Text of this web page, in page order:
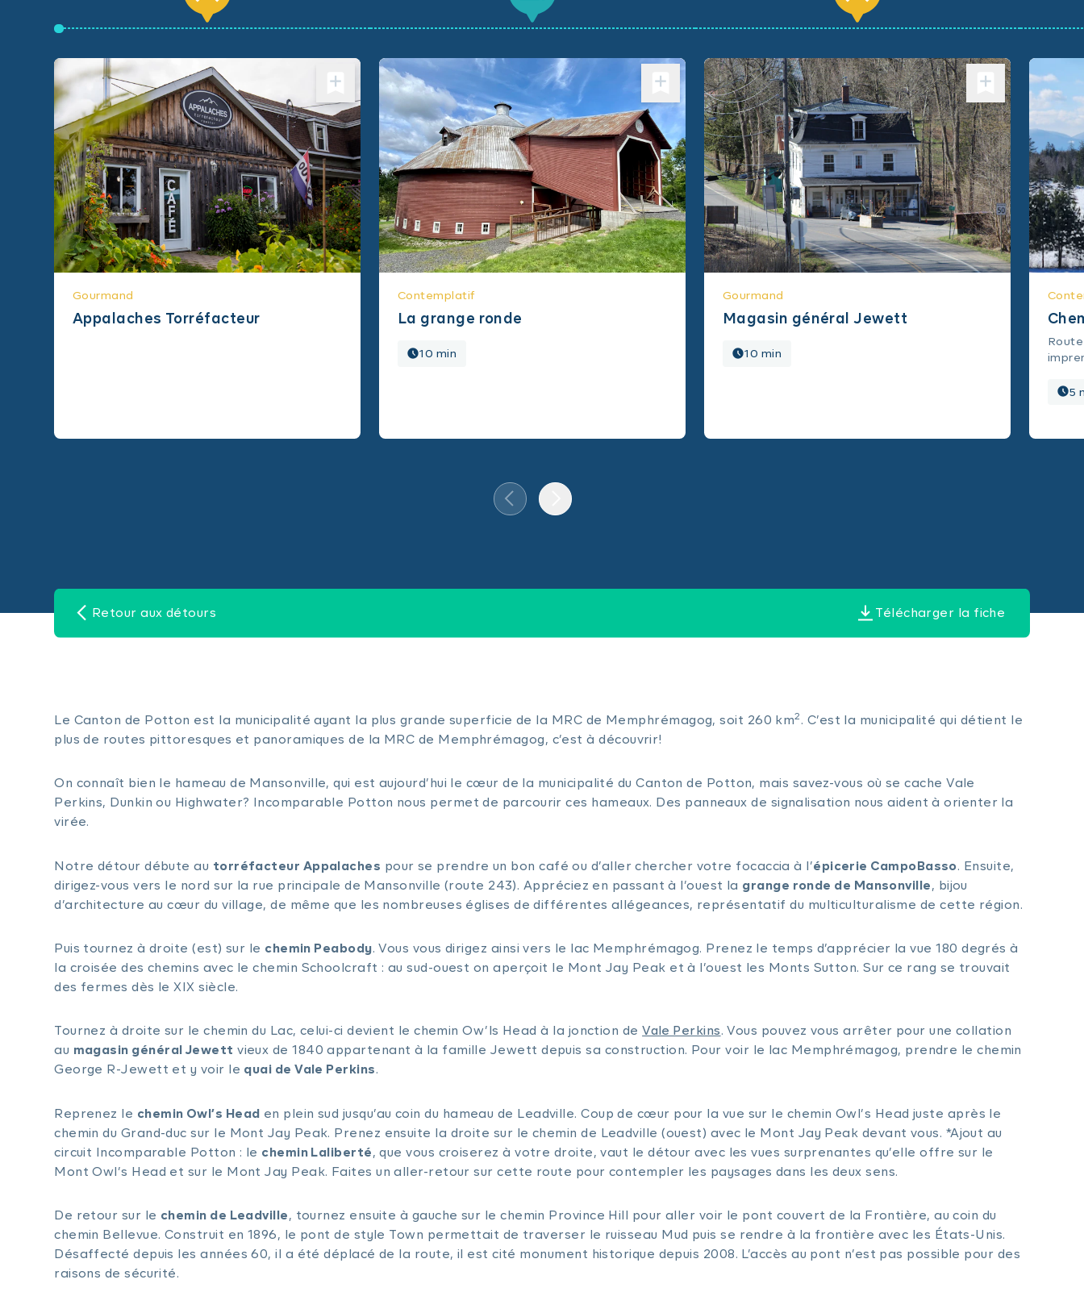
Gourmand
Appalaches Torréfacteur
Contemplatif
La grange ronde
10 min
Gourmand
Magasin général Jewett
10 min
5
Retour aux détours Télécharger la fiche
Le Canton de Potton est la municipalité ayant la plus grande superficie de la MRC de Memphrémagog, soit 260 km2 . C’est la municipalité qui détient le
plus de routes pittoresques et panoramiques de la MRC de Memphrémagog, c’est à découvrir!
On connaît bien le hameau de Mansonville, qui est aujourd’hui le cœur de la municipalité du Canton de Potton, mais savez-vous où se cache Vale
Perkins, Dunkin ou Highwater? Incomparable Potton nous permet de parcourir ces hameaux. Des panneaux de signalisation nous aident à orienter la
virée.
Notre détour débute au torréfacteur Appalaches pour se prendre un bon café ou d’aller chercher votre focaccia à l’épicerie CampoBasso. Ensuite,
dirigez-vous vers le nord sur la rue principale de Mansonville (route 243). Appréciez en passant à l’ouest la grange ronde de Mansonville , bijou
d’architecture au cœur du village, de même que les nombreuses églises de différentes allégeances, représentatif du multiculturalisme de cette région.
Puis tournez à droite (est) sur le chemin Peabody. Vous vous dirigez ainsi vers le lac Memphrémagog. Prenez le temps d’apprécier la vue 180 degrés à
la croisée des chemins avec le chemin Schoolcraft : au sud-ouest on aperçoit le Mont Jay Peak et à l’ouest les Monts Sutton. Sur ce rang se trouvait
des fermes dès le XIX siècle.
Tournez à droite sur le chemin du Lac, celui-ci devient le chemin Ow’ls Head à la jonction deVale Perkins . Vous pouvez vous arrêter pour une collation
au magasin général Jewett vieux de 1840 appartenant à la famille Jewett depuis sa construction. Pour voir le lac Memphrémagog, prendre le chemin
George R-Jewett et y voir le quai de Vale Perkins .
Reprenez le chemin Owl’s Head en plein sud jusqu’au coin du hameau de Leadville. Coup de cœur pour la vue sur le chemin Owl’s Head juste après le
chemin du Grand-duc sur le Mont Jay Peak. Prenez ensuite la droite sur le chemin de Leadville (ouest) avec le Mont Jay Peak devant vous. *Ajout au
circuit Incomparable Potton : le chemin Laliberté , que vous croiserez à votre droite, vaut le détour avec les vues surprenantes qu’elle offre sur le
Mont Owl’s Head et sur le Mont Jay Peak. Faites un aller-retour sur cette route pour contempler les paysages dans les deux sens.
De retour sur le chemin de Leadville , tournez ensuite à gauche sur le chemin Province Hill pour aller voir le pont couvert de la Frontière, au coin du
chemin Bellevue. Construit en 1896, le pont de style Town permettait de traverser le ruisseau Mud puis se rendre à la frontière avec les États-Unis.
Désaffecté depuis les années 60, il a été déplacé de la route, il est cité monument historique depuis 2008. L’accès au pont n’est pas possible pour des
raisons de sécurité.